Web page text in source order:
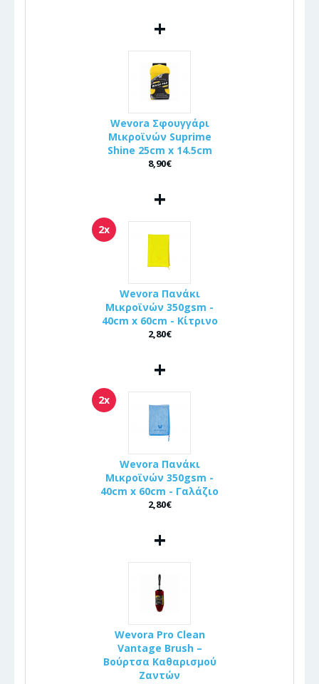
+
Wevora Σφουγγάρι
Μικροϊνών Suprime
Shine 25cm x 14.5cm
8,90€
+
2x
Wevora Πανάκι
Μικροϊνών 350gsm -
40cm x 60cm - Κίτρινο
2,80€
+
2x
Wevora Πανάκι
Μικροϊνών 350gsm -
40cm x 60cm - Γαλάζιο
2,80€
+
Wevora Pro Clean
Vantage Brush –
Βούρτσα Καθαρισμού
Ζαντών